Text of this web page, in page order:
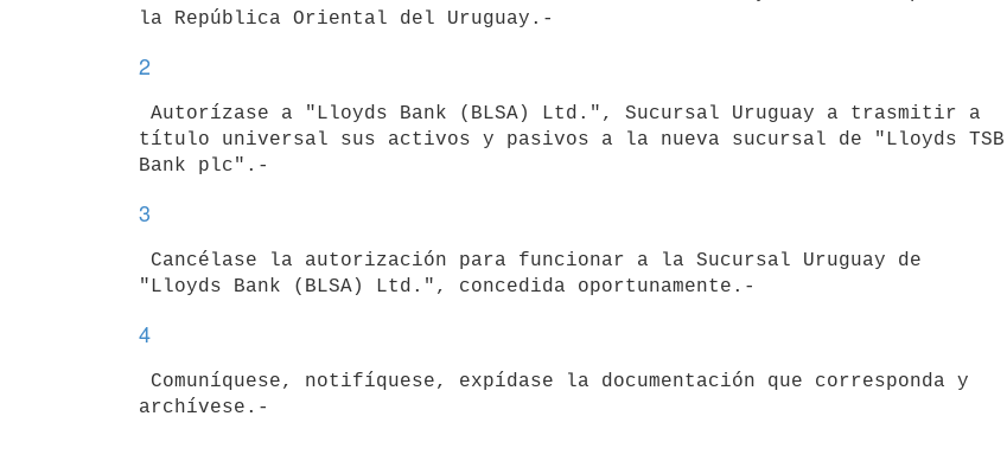
2
título universal sus activos y pasivos a la nueva sucursal de "Lloyds TSB
3
4